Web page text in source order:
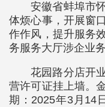
安徽省蚌埠市
体烦心事，开展窗
作作风，提升服务
务服务大厅涉企业
花园路分店开
营许可证挂上墙。
期：2025年3月14